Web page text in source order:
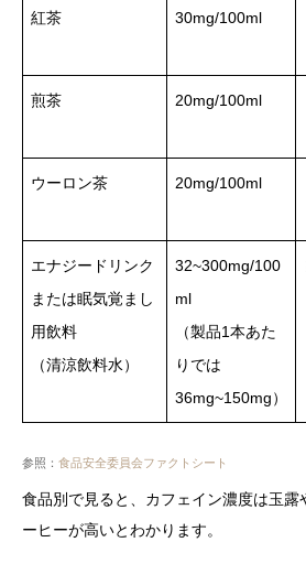
紅茶 30mg/100ml
煎茶 20mg/100ml
ウーロン茶 20mg/100ml
エナジードリンク
または眠気覚まし
用飲料
（清涼飲料水）
32~300mg/100
ml
（製品1本あた
りでは
36mg~150mg）
参照： 食品安全委員会ファクトシート
食品別で見ると、カフェイン濃度は玉露
ーヒーが高いとわかります。